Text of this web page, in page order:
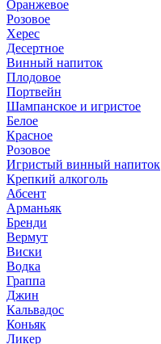
Оранжевое
Розовое
Херес
Десертное
Винный напиток
Плодовое
Портвейн
Шампанское и игристое
Белое
Красное
Розовое
Игристый винный напиток
Крепкий алкоголь
Абсент
Арманьяк
Бренди
Вермут
Виски
Водка
Граппа
Джин
Кальвадос
Коньяк
Ликер